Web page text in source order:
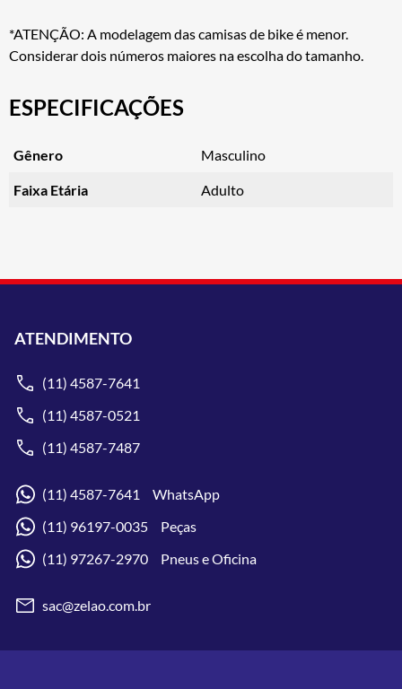
*ATENÇÃO: A modelagem das camisas de bike é menor.
Considerar dois números maiores na escolha do tamanho.
ESPECIFICAÇÕES
Gênero Masculino
Faixa Etária Adulto
ATENDIMENTO
(11) 4587-7641
(11) 4587-0521
(11) 4587-7487
(11) 4587-7641 WhatsApp
(11) 96197-0035 Peças
(11) 97267-2970 Pneus e Oficina
sac@zelao.com.br